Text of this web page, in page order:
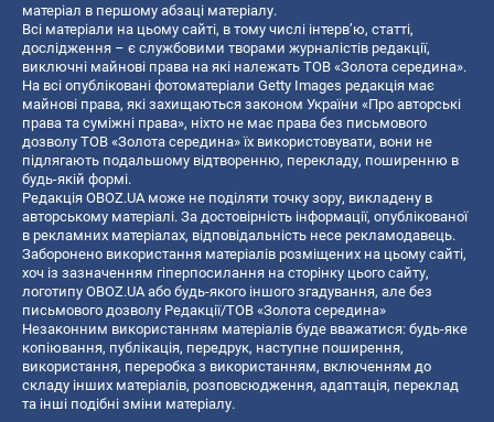
матеріал в першому абзаці матеріалу.
Всі матеріали на цьому сайті, в тому числі інтерв’ю, статті,
дослідження – є службовими творами журналістів редакції,
виключні майнові права на які належать ТОВ «Золота середина».
На всі опубліковані фотоматеріали Getty Images редакція має
майнові права, які захищаються законом України «Про авторські
права та суміжні права», ніхто не має права без письмового
дозволу ТОВ «Золота середина» їх використовувати, вони не
підлягають подальшому відтворенню, перекладу, поширенню в
будь-якій формі.
Редакція OBOZ.UA може не поділяти точку зору, викладену в
авторському матеріалі. За достовірність інформації, опублікованої
в рекламних матеріалах, відповідальність несе рекламодавець.
Заборонено використання матеріалів розміщених на цьому сайті,
хоч із зазначенням гіперпосилання на сторінку цього сайту,
логотипу OBOZ.UA або будь-якого іншого згадування, але без
письмового дозволу Редакції/ТОВ «Золота середина»
Незаконним використанням матеріалів буде вважатися: будь-яке
копiювання, публiкацiя, передрук, наступне поширення,
використання, переробка з використанням, включенням до
складу інших матеріалів, розповсюдження, адаптація, переклад
та інші подібні зміни матеріалу.